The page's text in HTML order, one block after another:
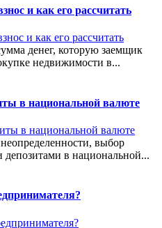
и как его рассчитать
денег, которую заемщик
недвижимости в...
в национальной валюте
выбор
в национальной...